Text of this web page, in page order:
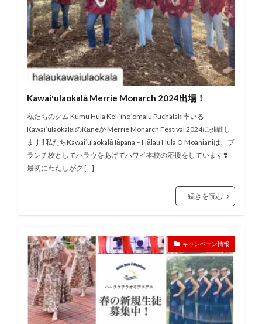
Kawaiʻulaokalā Merrie Monarch 2024出場！
私たちのクム Kumu Hula Keliʻihoʻomalu Puchalski率いる
Kawaiʻulaokalā のKāneが Merrie Monarch Festival 2024に挑戦し
ます‼️ 私たちKawaiʻulaokalā Iāpana – Hālau Hula O Moanianiは、ブ
ランチ校としてハラウをあげてハワイ本校の応援をしています❣️
最初にわたしがク […]
続きを読む
キャンペーン情報